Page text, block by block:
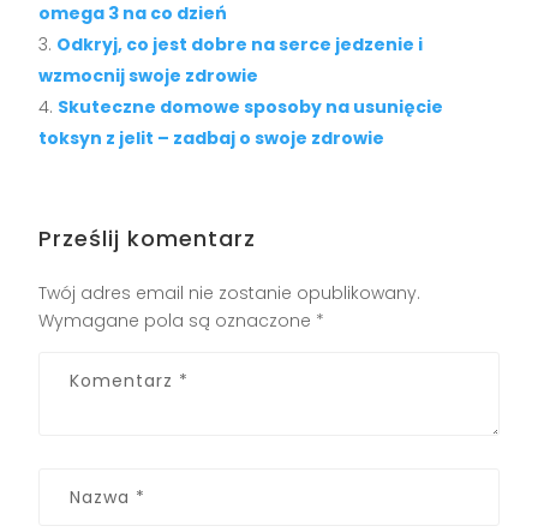
omega 3 na co dzień
Odkryj, co jest dobre na serce jedzenie i
wzmocnij swoje zdrowie
Skuteczne domowe sposoby na usunięcie
toksyn z jelit – zadbaj o swoje zdrowie
Prześlij komentarz
Twój adres email nie zostanie opublikowany.
Wymagane pola są oznaczone *